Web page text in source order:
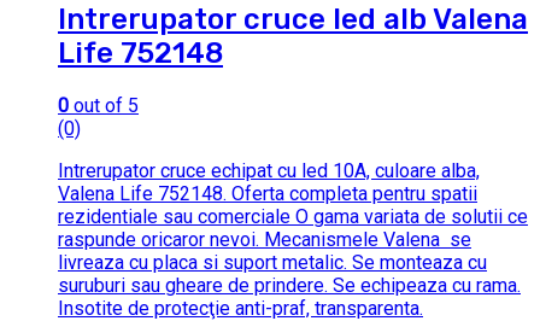
Intrerupator cruce led alb Valena
Life 752148
0 out of 5
(0)
Intrerupator cruce echipat cu led 10A, culoare alba,
Valena Life 752148. Oferta completa pentru spatii
rezidentiale sau comerciale O gama variata de solutii ce
raspunde oricaror nevoi. Mecanismele Valena se
livreaza cu placa si suport metalic. Se monteaza cu
suruburi sau gheare de prindere. Se echipeaza cu rama.
Insotite de protecţie anti-praf, transparenta.